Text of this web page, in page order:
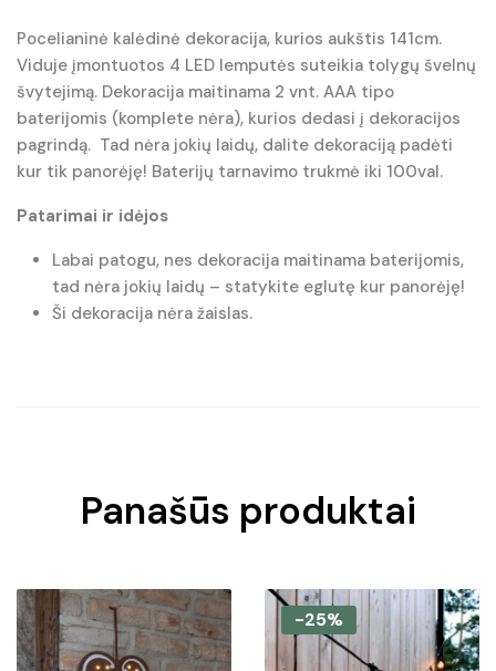
Pocelianinė kalėdinė dekoracija, kurios aukštis 141cm.
Viduje įmontuotos 4 LED lemputės suteikia tolygų švelnų
švytejimą. Dekoracija maitinama 2 vnt. AAA tipo
baterijomis (komplete nėra), kurios dedasi į dekoracijos
pagrindą. Tad nėra jokių laidų, dalite dekoraciją padėti
kur tik panorėję! Baterijų tarnavimo trukmė iki 100val.
Patarimai ir idėjos
Labai patogu, nes dekoracija maitinama baterijomis,
tad nėra jokių laidų – statykite eglutę kur panorėję!
Ši dekoracija nėra žaislas.
Panašūs produktai
-25%